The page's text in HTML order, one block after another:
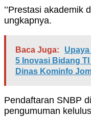
’’Prestasi akademik
ungkapnya.
Baca Juga:
5 Inovasi Bidang
Dinas Kominfo
Pendaftaran SNBP
pengumuman